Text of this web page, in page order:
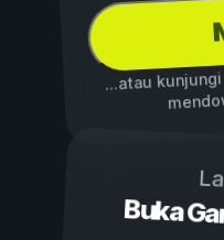
...atau
Buka